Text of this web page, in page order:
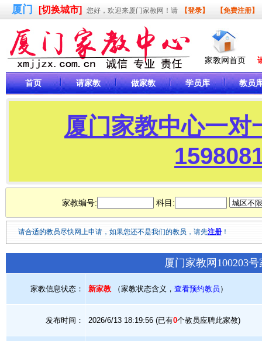
厦门 [切换城市] 您好，欢迎来厦门家教网！请 【登录】 【免费注册】
家教网首页
首页 请家教 做家教 学员库 教员
厦门家教中心一
家教编号: 科目:
请合适的教员尽快网上申请，如果您还不是我们的教员，请先注册！
厦门家教网100203
家教信息状态： 新家教 （家教状态含义 ， 查看预约教员 ）
发布时间： 2026/6/13 18:19:56 (已有0个教员应聘此家教)